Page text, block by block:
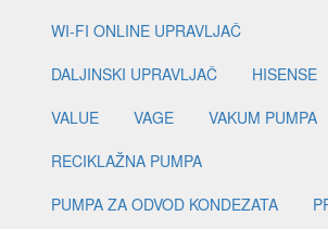
WI-FI ONLINE UPRAVLJAČ
DALJINSKI UPRAVLJAČ
HISENSE
VALUE
VAGE
VAKUM PUMPA
RECIKLAŽNA PUMPA
PUMPA ZA ODVOD KONDEZATA